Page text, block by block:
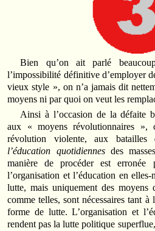
Bien qu’on ait parlé
l’impossibilité définitive d’employer
vieux style », on n’a jamais dit
moyens ni par quoi on veut les
Ainsi à l’occasion de la défaite
aux « moyens révolutionnaires »,
révolution violente, aux batailles
l’éducation quotidiennesdes
manière de procéder est
l’organisation et l’éducation en
lutte, mais uniquement des
comme telles, sont nécessaires tant
forme de lutte. L’organisation et
rendent pas la lutte politique